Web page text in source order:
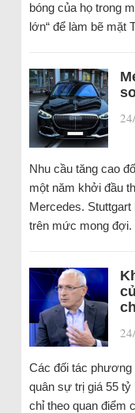
bóng của họ trong
lớn“ để làm bẽ mặt
Nhu cầu tăng cao
một năm khởi đầu
Mercedes. Stuttgart
trên mức mong
Các đối tác phương
quân sự trị giá 55
chỉ theo quan điểm